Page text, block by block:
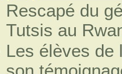
Rescapé du
Tutsis au
Les élèves de